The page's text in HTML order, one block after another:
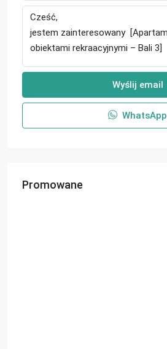
Wyślij email
WhatsApp
Promowane